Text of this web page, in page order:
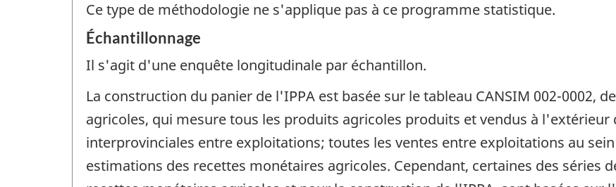
Ce type de méthodologie ne s'applique pas à ce programme statistique.
Échantillonnage
Il s'agit d'une enquête longitudinale par échantillon.
La construction du panier de l'IPPA est basée sur le tableau CANSIM 002-0002,
agricoles, qui mesure tous les produits agricoles produits et vendus à l'extérieur
interprovinciales entre exploitations; toutes les ventes entre exploitations au
estimations des recettes monétaires agricoles. Cependant, certaines des séries